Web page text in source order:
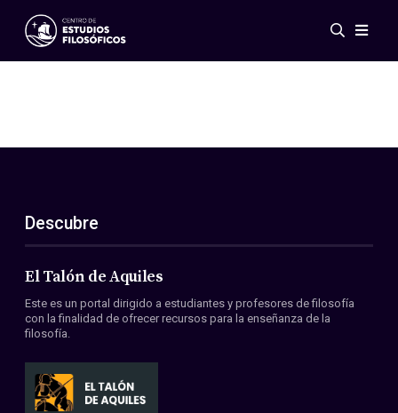
Eventos
ES
EN
Acerca de nosotros
Miembros
Convenios
Descubre
El Talón de Aquiles
Este es un portal dirigido a estudiantes y profesores de filosofía
con la finalidad de ofrecer recursos para la enseñanza de la
filosofía.